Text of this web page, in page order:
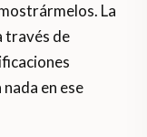
La
través de
en ese